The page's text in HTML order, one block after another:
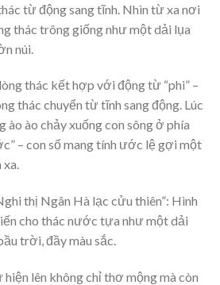
từ động sang tĩnh. Nhìn từ xa nơi
thác trông giống như một dải lụa
núi.
thác kết hợp với động từ “phi” –
thác chuyển từ tĩnh sang động. Lúc
ào ào chảy xuống con sông ở phía
– con số mang tính ước lệ gợi một
xa.
thị Ngân Hà lạc cửu thiên”: Hình
cho thác nước tựa như một dải
trời, đầy màu sắc.
hiện lên không chỉ thơ mộng mà còn